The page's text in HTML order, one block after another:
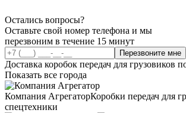
Остались вопросы?
Оставьте свой номер телефона и мы
перезвоним в течение 15 минут
Перезвоните мне
Доставка коробок передач для грузовиков
Показать все города
Компания АгрегаторКоробки передач для
спецтехники